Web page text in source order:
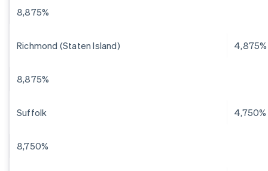
8,875%
Richmond (Staten Island) 4,875%
8,875%
Suffolk 4,750%
8,750%